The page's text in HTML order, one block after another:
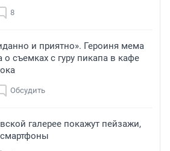
8
и приятно». Героиня мема
съемках с гуру пикапа в кафе
Обсудить
галерее покажут пейзажи,